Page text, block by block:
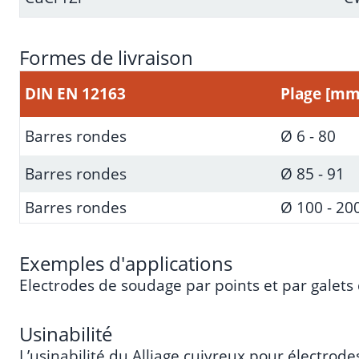
Formes de livraison
DIN EN 12163 Plage
Barres rondes
Ø 6 - 80
Barres rondes
Ø 85 - 91
Barres rondes
Ø 100 -
Exemples d'applications
Electrodes de soudage par points et par
Usinabilité